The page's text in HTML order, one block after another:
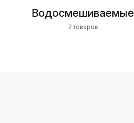
Водосмешиваемые
7 товаров